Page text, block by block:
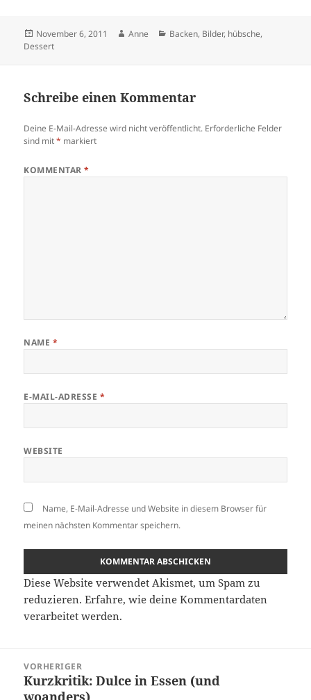
Veröffentlicht
am
November 6, 2011 Autor
Anne Kategorien
Backen, Bilder, hübsche,
Dessert
Schreibe einen Kommentar
Deine E-Mail-Adresse wird nicht veröffentlicht. Erforderliche Felder
sind mit* markiert
KOMMENTAR*
NAME *
E-MAIL-ADRESSE *
WEBSITE
Name, E-Mail-Adresse und Website in diesem Browser für
meinen nächsten Kommentar speichern.
Diese Website verwendet Akismet, um Spam zu
reduzieren.Erfahre, wie deine Kommentardaten
verarbeitet werden.
VORHERIGER
Vorheriger
Kurzkritik: Dulce in Essen (und